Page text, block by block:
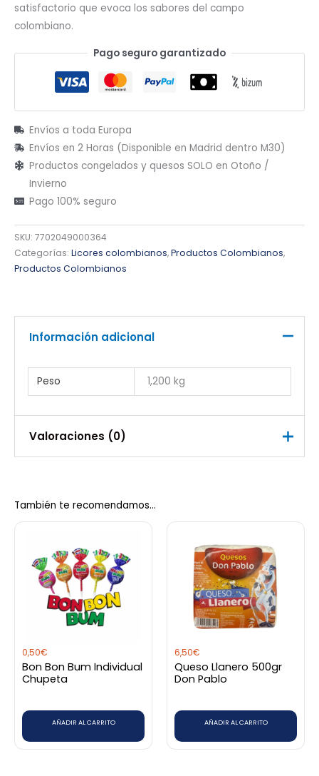
satisfactorio que evoca los sabores del campo
colombiano.
Pago seguro garantizado
Envíos a toda Europa
Envíos en 2 Horas (Disponible en Madrid dentro M30)
Productos congelados y quesos SOLO en Otoño /
Invierno
Pago 100% seguro
SKU: 7702049000364
Categorías: Licores colombianos,Productos Colombianos,
Productos Colombianos
Información adicional
Peso 1,200 kg
Valoraciones (0)
Sé el primero en valorar
“Antioqueño Rojo Con Azucar 0,70”
Debesaccederpara publicar una valoración.
También te recomendamos…
0,50€
Bon Bon Bum Individual
Chupeta
AÑADIR AL CARRITO
6,50€
Queso Llanero 500gr
Don Pablo
AÑADIR AL CARRITO